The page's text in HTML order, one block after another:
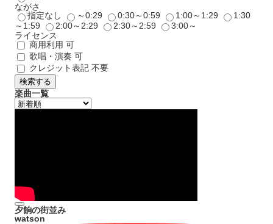
ながさ
指定なし
～0:29 0:30～0:59 1:00～1:29
1:30
～1:59
2:00～2:29 2:30～2:59
3:00～
ライセンス
商用利用 可
歌唱・演奏 可
クレジット表記 不要
検索する
楽曲一覧
夕餉の街並み
watson